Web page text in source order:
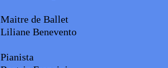
Maitre de Ballet
Liliane Benevento
Pianista